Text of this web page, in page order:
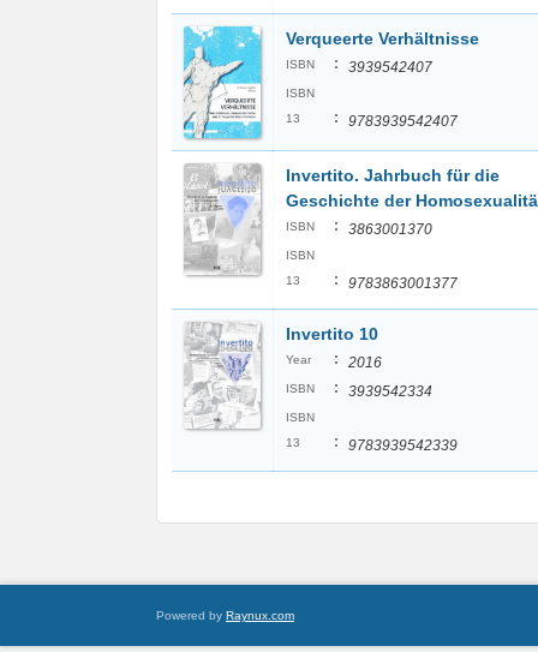
Verqueerte Verhältnisse
ISBN : 3939542407
ISBN
13
: 9783939542407
Invertito. Jahrbuch für die
Geschichte der
ISBN : 3863001370
ISBN
13
: 9783863001377
Invertito 10
Year : 2016
ISBN : 3939542334
ISBN
13
: 9783939542339
Powered by Raynux.com